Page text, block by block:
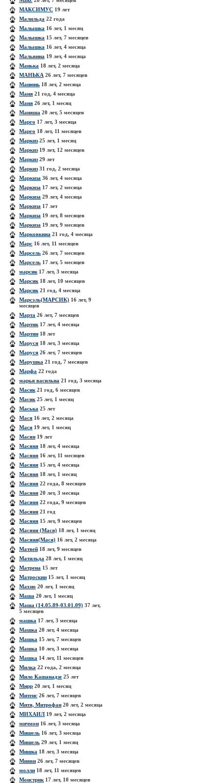
МАКСИМУС 19 лет
Малильда 22 года
Малышка 16 лет, 1 месяц
Малышка 15 лет, 7 месяцев
Малышка 16 лет, 4 месяца
Мальвина 19 лет, 4 месяца
Манька 18 лет, 2 месяца
МАНЬКА 26 лет, 7 месяцев
Манюнь 18 лет, 2 месяца
Маня 21 год, 4 месяца
Маня 26 лет, 1 месяц
Маняша 20 лет, 5 месяцев
Марго 17 лет, 3 месяца
Марго 18 лет, 11 месяцев
Маркиз25 лет, 1 месяц
Маркиз19 лет, 12 месяцев
Маркиз29 лет
Маркиз31 год, 2 месяца
Маркиза 36 лет, 4 месяца
Маркиза 17 лет, 2 месяца
Маркиза 29 лет, 4 месяца
Маркиза 17 лет
Маркиза 19 лет, 8 месяцев
Маркиза 19 лет, 9 месяцев
Марковкина 21 год, 4 месяца
Марс 16 лет, 11 месяцев
Марсель 26 лет, 7 месяцев
Марсель 17 лет, 5 месяцев
марсик 17 лет, 3 месяца
Марсик 18 лет, 10 месяцев
Марсик 21 год, 4 месяца
Марсэль(МАРСИК) 16 лет, 9
месяцев
Марта 26 лет, 7 месяцев
Мартик 17 лет, 4 месяца
Мартин 18 лет
Маруся 18 лет, 3 месяца
Маруся 26 лет, 7 месяцев
Марушка 21 год, 7 месяцев
Марфа 22 года
марья васильна 21 год, 3 месяца
Масик 21 год, 6 месяцев
Масик 25 лет, 1 месяц
Маська 25 лет
Мася 16 лет, 2 месяца
Мася 19 лет, 1 месяц
Масян 19 лет
Масяня 18 лет, 4 месяца
Масяня 16 лет, 11 месяцев
Масяня 15 лет, 4 месяца
Масяня 18 лет, 1 месяц
Масяня 22 года, 8 месяцев
Масяня 20 лет, 3 месяца
Масяня 22 года, 9 месяцев
Масяня 21 год
Масяня 15 лет, 9 месяцев
Масяня (Мася) 18 лет, 1 месяц
Масяня(Мася) 16 лет, 2 месяца
Матвей 18 лет, 9 месяцев
Матильда 28 лет, 1 месяц
Матрена 15 лет
Матроскин 15 лет, 1 месяц
Махно 20 лет, 1 месяц
Маша 20 лет, 1 месяц
Маша (14.05.89-03.01.09) 37 лет,
5 месяцев
машка 17 лет, 3 месяца
Машка 20 лет, 4 месяца
Машка 15 лет, 7 месяцев
Машка 10 лет, 3 месяца
Машка 14 лет, 11 месяцев
Милка 22 года, 2 месяца
Мило Кашанадзе 25 лет
Мирр 20 лет, 1 месяц
Митенс 26 лет, 7 месяцев
Митя, Митрофан 20 лет, 2 месяца
МИХАИЛ 19 лет, 2 месяца
мичмон 16 лет, 3 месяца
Мишель 16 лет, 3 месяца
Мишель 29 лет, 1 месяц
Мишка 18 лет, 3 месяца
Мияви 26 лет, 7 месяцев
молли 18 лет, 11 месяцев
Монстрик 17 лет, 10 месяцев